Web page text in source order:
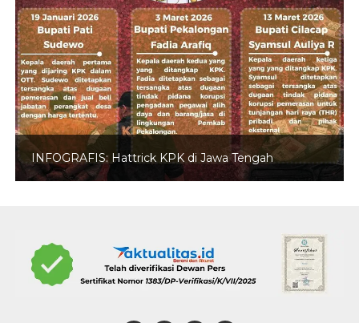
INFOGRAFIS: Hattrick KPK di Jawa Tengah